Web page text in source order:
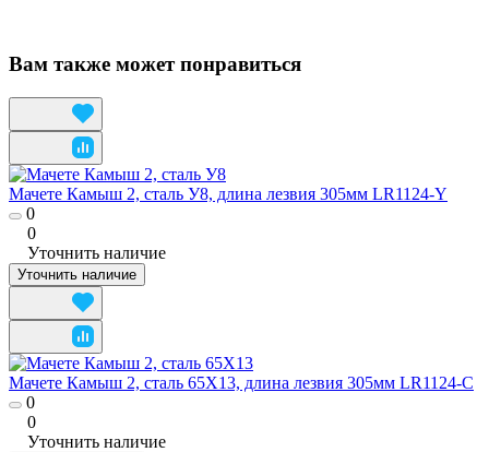
Вам также может понравиться
Мачете Камыш 2, сталь У8, длина лезвия 305мм LR1124-Y
0
0
Уточнить наличие
Уточнить наличие
Мачете Камыш 2, сталь 65Х13, длина лезвия 305мм LR1124-C
0
0
Уточнить наличие